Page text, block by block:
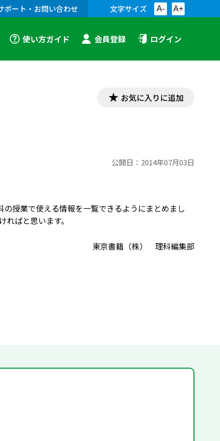
ポート・お問い合わせ 文字サイズ A- A+
使い方ガイド 会員登録 ログイン
お気に入りに追加
公開日： 2014年07月03日
授業で使える情報を一覧できるようにまとめまし
ばと思います。
東京書籍（株） 理科編集部